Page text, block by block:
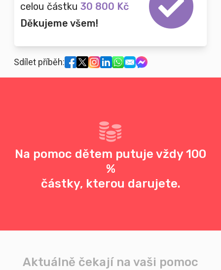
celou částku 30 800 Kč
Děkujeme všem!
Sdílet příběh:
Na pomoc dětem putuje vždy 100
%
částky, kterou darujete.
Aktuálně čekají na vaši pomoc